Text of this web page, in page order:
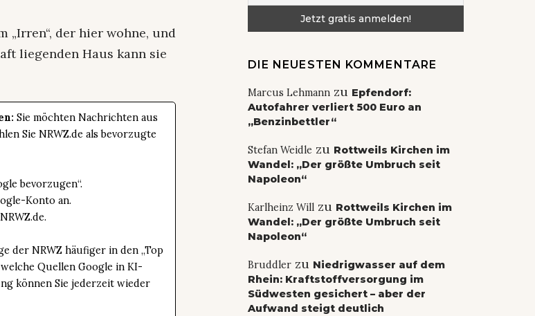
„Irren“, der hier wohne, und
liegenden Haus kann sie
Sie möchten Nachrichten aus
Sie NRWZ.de als bevorzugte
bevorzugen“.
Konto an.
der NRWZ häufiger in den „Top
Quellen Google in KI-
können Sie jederzeit wieder
DIE NEUESTEN KOMMENTARE
Marcus Lehmannzu Epfendorf:
Autofahrer verliert 500 Euro an
„Benzinbettler“
Stefan Weidle zu Rottweils Kirchen im
Wandel: „Der größte Umbruch seit
Napoleon“
Karlheinz Willzu Rottweils Kirchen im
Wandel: „Der größte Umbruch seit
Napoleon“
Bruddlerzu Niedrigwasser auf dem
Rhein: Kraftstoffversorgung im
Südwesten gesichert – aber der
Aufwand steigt deutlich